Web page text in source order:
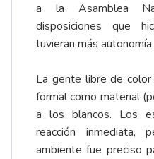
a la Asamblea
disposiciones que
tuvieran más autonomía.
La gente libre de
formal como material
a los blancos. Los
reacción
ambiente fue preciso